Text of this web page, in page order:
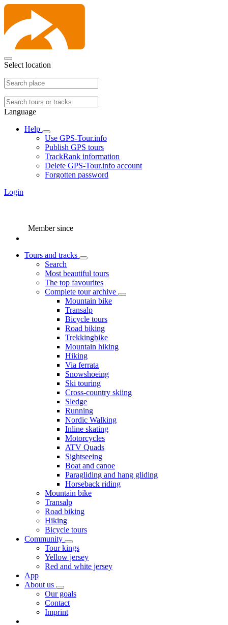
Select location
Language
Help
Use GPS-Tour.info
Publish GPS tours
TrackRank information
Delete GPS-Tour.info account
Forgotten password
Login
Member since
Tours and tracks
Search
Most beautiful tours
The top favourites
Complete tour archive
Mountain bike
Transalp
Bicycle tours
Road biking
Trekkingbike
Mountain hiking
Hiking
Via ferrata
Snowshoeing
Ski touring
Cross-country skiing
Sledge
Running
Nordic Walking
Inline skating
Motorcycles
ATV Quads
Sightseeing
Boat and canoe
Paragliding and hang gliding
Horseback riding
Mountain bike
Transalp
Road biking
Hiking
Bicycle tours
Community
Tour kings
Yellow jersey
Red and white jersey
App
About us
Our goals
Contact
Imprint